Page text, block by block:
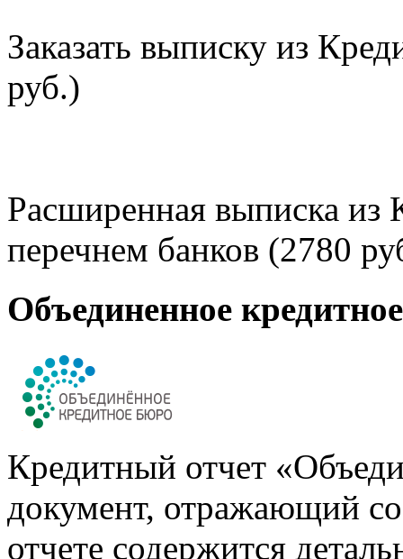
Заказать выписку из
руб.)
Расширенная выписка из
перечнем банков (2780
Объединенное
Кредитный отчет
документ, отражающий
отчете содержится